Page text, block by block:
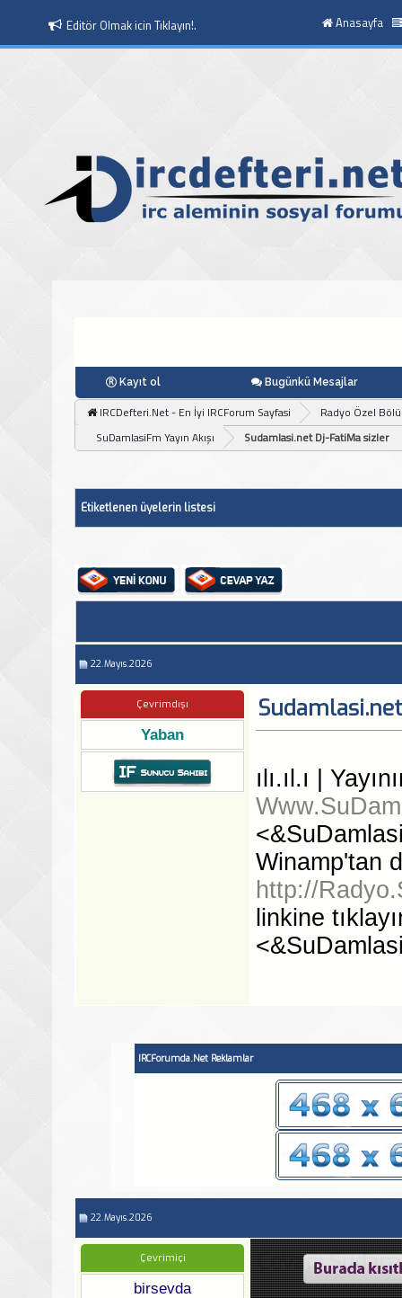
Editör Olmak icin Tıklayın!.
Moderatör Olmak icin Tıklayın!.
Anasayfa
Kayıt ol Bugünkü Mesajlar
IRCDefteri.Net - En İyi IRCForum Sayfasi
Radyo Özel
SuDamlasiFm Yayın Akışı
Sudamlasi.net Dj-FatiMa sizler
Etiketlenen üyelerin listesi
22.Mayıs.2026
Çevrimdışı
Yaban
ılı.ıl.ı |
Winamp'tan
http://
linkine
IRCForumda.Net Reklamlar
22.Mayıs.2026
Çevrimiçi
birsevda
Cevap: